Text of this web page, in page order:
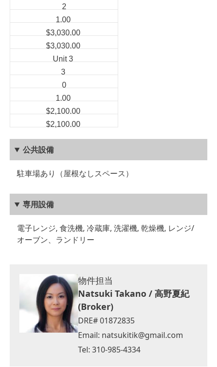
2
1.00
$3,030.00
$3,030.00
Unit 3
3
0
1.00
$2,100.00
$2,100.00
公共設備
駐車場あり（屋根なしスペース）
専用設備
電子レンジ, 食洗機, 冷蔵庫, 洗濯機, 乾燥機, レンジ/
オーブン、ランドリー
物件担当
Natsuki Takano / 高野夏紀
(Broker)
DRE# 01872835
Email: natsukitik@gmail.com
Tel: 310-985-4334